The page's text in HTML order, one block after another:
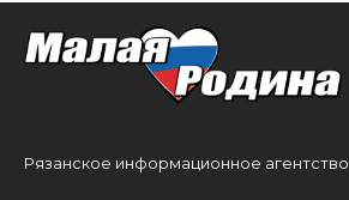
Рязанское информационное агентство